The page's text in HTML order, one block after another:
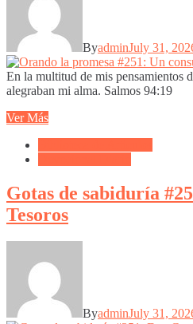
ByadminJuly 31,
En la multitud de mis pensamientos
alegraban mi alma. Salmos 94:19
Ver Más
Gotas de sabiduría
Tesoros
ByadminJuly 31,